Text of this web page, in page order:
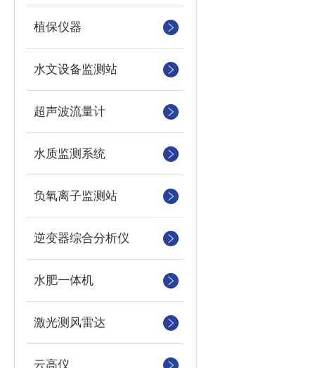
植保仪器
水文设备监测站
超声波流量计
水质监测系统
负氧离子监测站
逆变器综合分析仪
水肥一体机
激光测风雷达
云高仪